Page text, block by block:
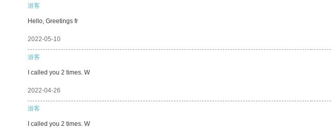
游客
Hello, Greetings fr
2022-05-10
游客
I called you 2 times. W
2022-04-26
游客
I called you 2 times. W